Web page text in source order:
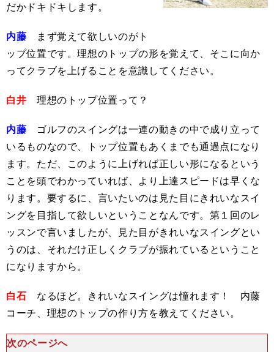
だかドキドキします。
内藤 まず覚えて欲しいのがト
ップ位置です。理想のトップの形を覚えて、そこに向か
ってクラブを上げることを意識してください。
白井 理想のトップ位置って？
内藤
ゴルフのスイングは一連の動きの中で成り立って
いるものなので、トップ位置もあくまでも通過点になり
ます。ただ、このように上げれば正しい形になるという
ことを頭でわかっていれば、より上達スピードは早くな
ります。要するに、言いたいのは見た目にきれいなスイ
ングを目指して欲しいということなんです。第１回のレ
ッスンで言いましたが、見た目がきれいなスイングとい
うのは、それだけ正しくクラブが振れているということ
になりますから。
白石 なるほど。きれいなスイングは憧れます！ 内藤
コーチ、理想のトップの作り方を教えてください。
次のページへ